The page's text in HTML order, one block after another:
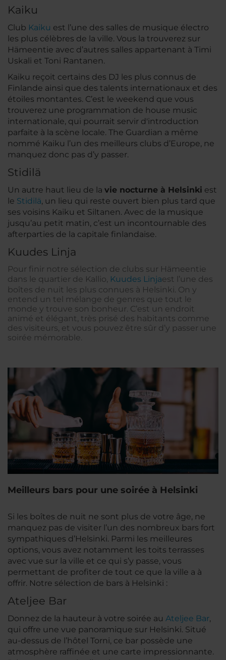
Kaiku
Club Kaiku est l’une des salles de musique électro
les plus célèbres de la ville. Vous la trouverez sur
Hämeentie avec d’autres salles appartenant à Timi
Uskali et Toni Rantanen.
Kaiku reçoit certains des DJ les plus connus de
Finlande ainsi que des talents internationaux et des
étoiles montantes. C’est le weekend que vous
trouverez une programmation de house music
internationale, qui pourrait servir d'introduction
parfaite à la scène locale. The Guardian a même
nommé Kaiku l’un des meilleurs clubs d’Europe, ne
manquez donc pas d’y passer.
Stidilä
Un autre haut lieu de la vie nocturne à Helsinki est
le Stidilä, un lieu qui reste ouvert bien plus tard que
ses voisins Kaiku et Siltanen. Avec de la musique
jusqu’au petit matin, c’est un incontournable des
afterparties de la capitale finlandaise.
Kuudes Linja
Pour finir notre sélection de clubs sur Hämeentie
dans le quartier de Kallio, Kuudes Linjaest l’une des
boîtes de nuit les plus connues à Helsinki. On y
entend un tel mélange de genres que tout le
monde y trouve son bonheur. C’est un endroit
animé et élégant, très prisé des habitants comme
des visiteurs, et vous pouvez être sûr d’y passer une
soirée mémorable.
Meilleurs bars pour une soirée à Helsinki
Si les boîtes de nuit ne sont plus de votre âge, ne
manquez pas de visiter l’un des nombreux bars fort
sympathiques d’Helsinki. Parmi les meilleures
options, vous avez notamment les toits terrasses
avec vue sur la ville et ce qui s’y passe, vous
permettant de profiter de tout ce que la ville a à
offrir. Notre sélection de bars à Helsinki :
Ateljee Bar
Donnez de la hauteur à votre soirée au Ateljee Bar,
qui offre une vue panoramique sur Helsinki. Situé
au-dessus de l’hôtel Torni, ce bar possède une
atmosphère raffinée et une carte impressionnante.